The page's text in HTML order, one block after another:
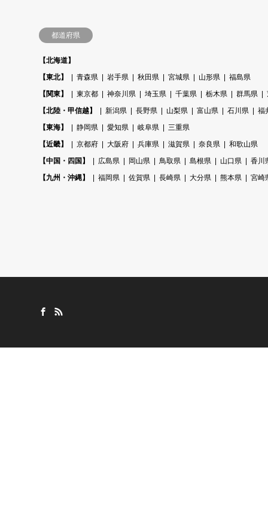
都道府県
【北海道】
【東北】
青森県 岩手県 秋田県 宮城県 山形県
福島県
【関東】
東京都 神奈川県 埼玉県 千葉県 栃木県 群馬県
【北陸・甲信越】
新潟県 長野県 山梨県 富山県 石川県
福
【東海】
静岡県 愛知県 岐阜県
三重県
【近畿】
京都府 大阪府 兵庫県 滋賀県 奈良県
和歌山県
【中国・四国】
広島県 岡山県 鳥取県 島根県 山口県
香川
【九州・沖縄】
福岡県 佐賀県 長崎県 大分県 熊本県 宮崎